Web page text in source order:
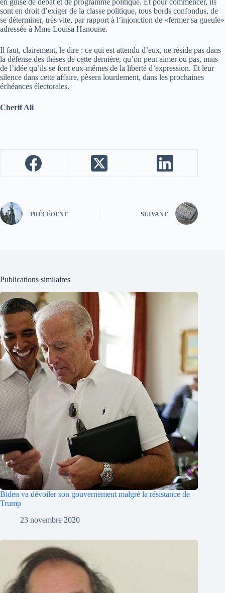
en guise de débat et de programme politique. Et pour commencer, ils
sont en droit d’exiger de la classe politique, tous bords confondus, de
se déterminer, très vite, par rapport à l‘injonction de «fermer sa gueule»
adressée à Mme Louisa Hanoune.
Il faut, clairement, le dire : ce qui est attendu d’eux, ne réside pas dans
la défense des thèses de cette dernière, qu’on peut aimer ou pas, mais
de l’idée qu’ils se font eux-mêmes de la liberté d’expression. Et leur
silence dans cette affaire, pèsera lourdement, dans les prochaines
échéances électorales.
Cherif Ali
PRÉCÉDENT SUIVANT
Publications similaires
Biden va dévoiler son gouvernement malgré la résistance de
Trump
23 novembre 2020